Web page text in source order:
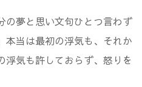
の夢と思い文句ひとつ言わず
本当は最初の浮気も、それか
浮気も許しておらず、怒りを